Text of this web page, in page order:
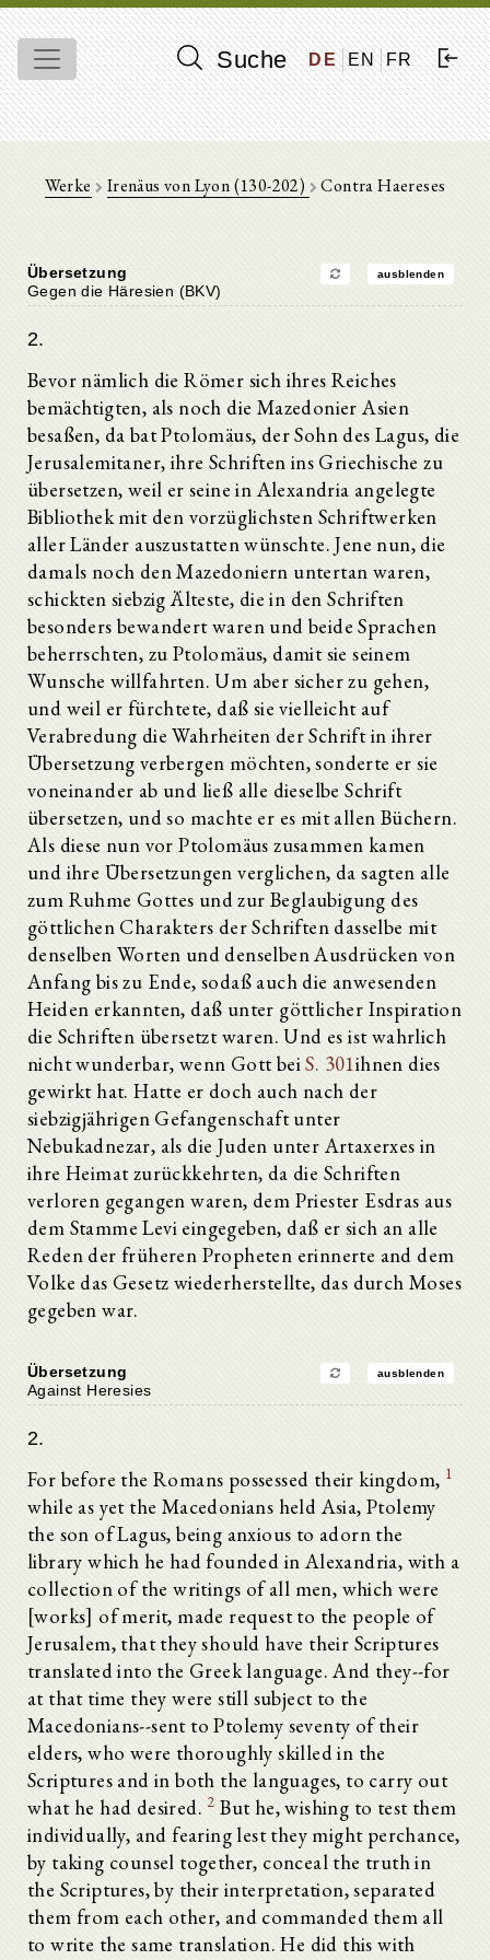
Suche DE EN FR
Werke Irenäus von Lyon (130-202) Contra Haereses
Übersetzung ausblenden
Gegen die Häresien (BKV)
2.
Bevor nämlich die Römer sich ihres Reiches
bemächtigten, als noch die Mazedonier Asien
besaßen, da bat Ptolomäus, der Sohn des Lagus, die
Jerusalemitaner, ihre Schriften ins Griechische zu
übersetzen, weil er seine in Alexandria angelegte
Bibliothek mit den vorzüglichsten Schriftwerken
aller Länder auszustatten wünschte. Jene nun, die
damals noch den Mazedoniern untertan waren,
schickten siebzig Älteste, die in den Schriften
besonders bewandert waren und beide Sprachen
beherrschten, zu Ptolomäus, damit sie seinem
Wunsche willfahrten. Um aber sicher zu gehen,
und weil er fürchtete, daß sie vielleicht auf
Verabredung die Wahrheiten der Schrift in ihrer
Übersetzung verbergen möchten, sonderte er sie
voneinander ab und ließ alle dieselbe Schrift
übersetzen, und so machte er es mit allen Büchern.
Als diese nun vor Ptolomäus zusammen kamen
und ihre Übersetzungen verglichen, da sagten alle
zum Ruhme Gottes und zur Beglaubigung des
göttlichen Charakters der Schriften dasselbe mit
denselben Worten und denselben Ausdrücken von
Anfang bis zu Ende, sodaß auch die anwesenden
Heiden erkannten, daß unter göttlicher Inspiration
die Schriften übersetzt waren. Und es ist wahrlich
nicht wunderbar, wenn Gott beiS. 301ihnen dies
gewirkt hat. Hatte er doch auch nach der
siebzigjährigen Gefangenschaft unter
Nebukadnezar, als die Juden unter Artaxerxes in
ihre Heimat zurückkehrten, da die Schriften
verloren gegangen waren, dem Priester Esdras aus
dem Stamme Levi eingegeben, daß er sich an alle
Reden der früheren Propheten erinnerte and dem
Volke das Gesetz wiederherstellte, das durch Moses
gegeben war.
Übersetzung ausblenden
Against Heresies
2.
For before the Romans possessed their kingdom, 1
while as yet the Macedonians held Asia, Ptolemy
the son of Lagus, being anxious to adorn the
library which he had founded in Alexandria, with a
collection of the writings of all men, which were
[works] of merit, made request to the people of
Jerusalem, that they should have their Scriptures
translated into the Greek language. And they--for
at that time they were still subject to the
Macedonians--sent to Ptolemy seventy of their
elders, who were thoroughly skilled in the
Scriptures and in both the languages, to carry out
what he had desired. 2 But he, wishing to test them
individually, and fearing lest they might perchance,
by taking counsel together, conceal the truth in
the Scriptures, by their interpretation, separated
them from each other, and commanded them all
to write the same translation. He did this with